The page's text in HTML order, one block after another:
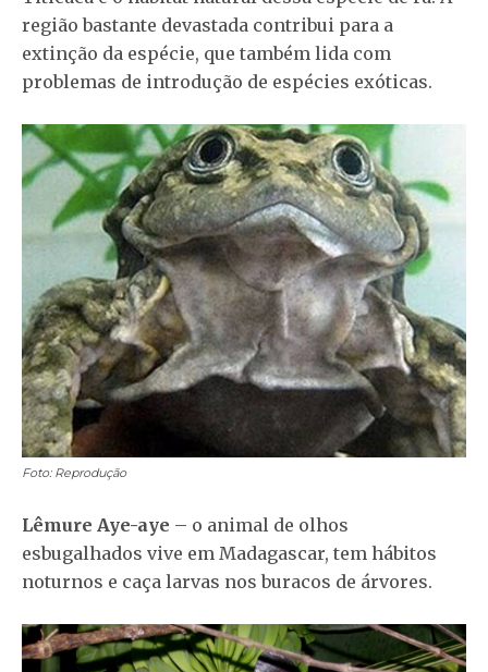
região bastante devastada contribui para a
extinção da espécie, que também lida com
problemas de introdução de espécies exóticas.
Foto: Reprodução
Lêmure Aye-aye – o animal de olhos
esbugalhados vive em Madagascar, tem hábitos
noturnos e caça larvas nos buracos de árvores.